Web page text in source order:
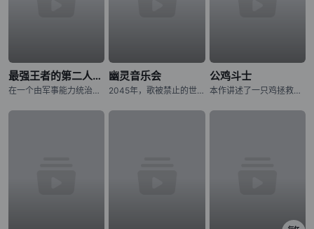
最强王者的第二人生 第二季
在一个由军事能力统治的世界里，格雷国王拥有无与伦比的力量、财富和声望。然而，孤独在那拥有强大力量的人身后徘徊。在一个强大的国王迷人的外表之下，潜伏着一个人的外壳，没有目的和意志。转世到一个充满魔法和怪
幽灵音乐会
2045年，歌被禁止的世界――。 音乐的创造与演奏，全都由音乐应用程式《MiucS》代替人类一手包办。 少女・相叶芹亚与朋友们外出时，听见了本应被禁止的歌声。 循着歌声的方向，芹亚所看见的是——
公鸡斗士
本作讲述了一只鸡拯救人类的故事。故事舞台设定在日本——当拥有压倒性力量、破坏城市并捕食人类的异形巨兽“鬼兽”突然出现，人们正陷入绝望深渊之时，挺身而出对抗鬼兽的竟是一只鸡。这只为寻找杀害妹妹的鬼兽而四